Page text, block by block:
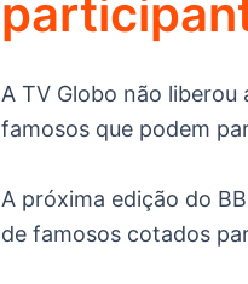
A TV Globo não
famosos que podem
A próxima edição do
de famosos cotados